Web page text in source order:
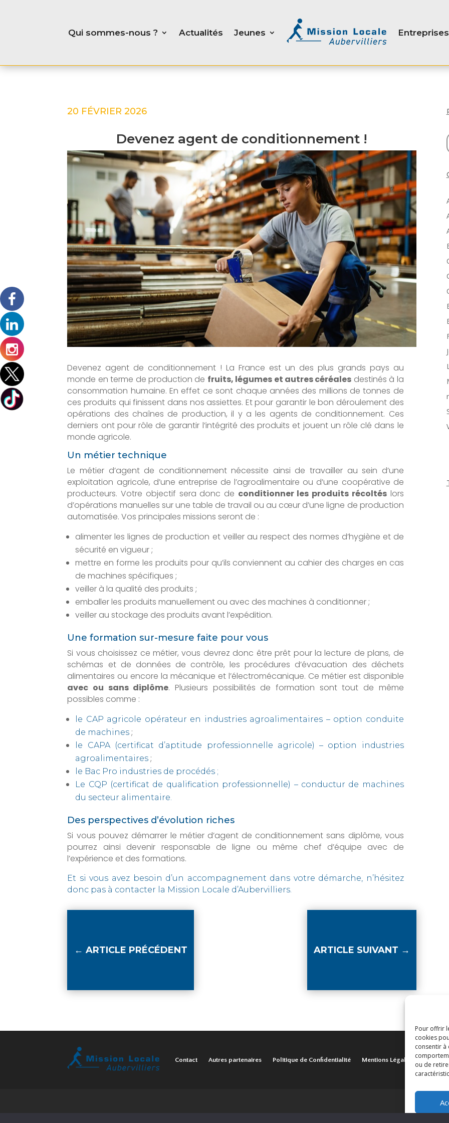
Pour offrir
cookies
consentir à
ou de
Qui sommes-nous ? Actualités Jeunes Entreprises
20 FÉVRIER 2026
Devenez agent de conditionnement !
Devenez agent de conditionnement ! La France est un des plus grands pays au
monde en terme de production de fruits, légumes et autres céréales destinés à la
consommation humaine. En effet ce sont chaque années des millions de tonnes de
ces produits qui finissent dans nos assiettes. Et pour garantir le bon déroulement des
opérations des chaînes de production, il y a les agents de conditionnement. Ces
derniers ont pour rôle de garantir l’intégrité des produits et jouent un rôle clé dans le
monde agricole.
Un métier technique
Le métier d’agent de conditionnement nécessite ainsi de travailler au sein d’une
exploitation agricole, d’une entreprise de l’agroalimentaire ou d’une coopérative de
producteurs. Votre objectif sera donc de conditionner les produits récoltéslors
d’opérations manuelles sur une table de travail ou au cœur d’une ligne de production
automatisée. Vos principales missions seront de :
alimenter les lignes de production et veiller au respect des normes d’hygiène et de
sécurité en vigueur ;
mettre en forme les produits pour qu’ils conviennent au cahier des charges en cas
de machines spécifiques ;
veiller à la qualité des produits ;
emballer les produits manuellement ou avec des machines à conditionner ;
veiller au stockage des produits avant l’expédition.
Une formation sur-mesure faite pour vous
Si vous choisissez ce métier, vous devrez donc être prêt pour la lecture de plans, de
schémas et de données de contrôle, les procédures d’évacuation des déchets
alimentaires ou encore la mécanique et l’électromécanique. Ce métier est disponible
avec ou sans diplôme. Plusieurs possibilités de formation sont tout de même
possibles comme :
le CAP agricole opérateur en industries agroalimentaires – option conduite
de machines ;
le CAPA (certificat d’aptitude professionnelle agricole) – option industries
agroalimentaires ;
le Bac Pro industries de procédés ;
Le CQP (certificat de qualification professionnelle) – conductur de machines
du secteur alimentaire.
Des perspectives d’évolution riches
Si vous pouvez démarrer le métier d’agent de conditionnement sans diplôme, vous
pourrez ainsi devenir responsable de ligne ou même chef d’équipe avec de
l’expérience et des formations.
Et si vous avez besoin d’un accompagnement dans votre démarche, n’hésitez
donc pas à contacter la Mission Locale d’Aubervilliers.
← ARTICLE PRÉCÉDENT ARTICLE SUIVANT →
Contact Autres partenaires Politique de Confidentialité Mentions Légales